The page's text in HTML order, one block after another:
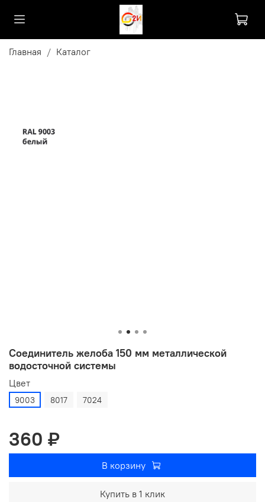
Главная Каталог
Соединитель желоба 150 мм металлической
водосточной системы
Цвет
9003 8017 7024
360 ₽
В корзину
Купить в 1 клик